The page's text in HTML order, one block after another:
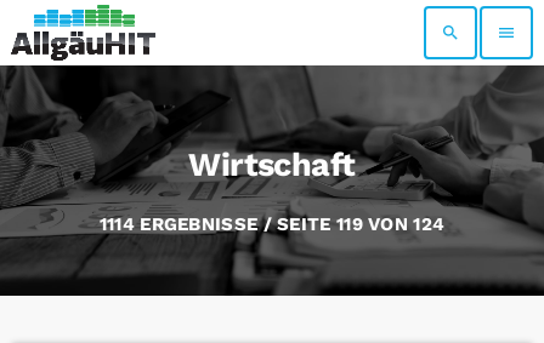
search menu
Wirtschaft
1114 ERGEBNISSE / SEITE 119 VON 124